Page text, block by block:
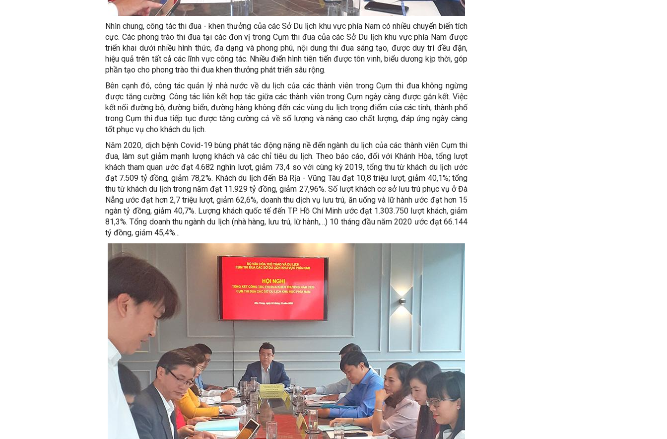
Nhìn chung, công tác thi đua - khen thưởng của các Sở Du lịch khu vực phía Nam có nhiều chuyển biến tích
cực. Các phong trào thi đua tại các đơn vị trong Cụm thi đua của các Sở Du lịch khu vực phía Nam được
triển khai dưới nhiều hình thức, đa dạng và phong phú, nội dung thi đua sáng tạo, được duy trì đều đặn,
hiệu quả trên tất cả các lĩnh vực công tác. Nhiều điển hình tiên tiến được tôn vinh, biểu dương kịp thời, góp
phần tạo cho phong trào thi đua khen thưởng phát triển sâu rộng.
Bên cạnh đó, công tác quản lý nhà nước về du lịch của các thành viên trong Cụm thi đua không ngừng
được tăng cường. Công tác liên kết hợp tác giữa các thành viên trong Cụm ngày càng được gắn kết. Việc
kết nối đường bộ, đường biển, đường hàng không đến các vùng du lịch trọng điểm của các tỉnh, thành phố
trong Cụm thi đua tiếp tục được tăng cường cả về số lượng và nâng cao chất lượng, đáp ứng ngày càng
tốt phục vụ cho khách du lịch.
Năm 2020, dịch bệnh Covid-19 bùng phát tác động nặng nề đến ngành du lịch của các thành viên Cụm thi
đua, làm sụt giảm mạnh lượng khách và các chỉ tiêu du lịch. Theo báo cáo, đối với Khánh Hòa, tổng lượt
khách tham quan ước đạt 4.682 nghìn lượt, giảm 73,4 so với cùng kỳ 2019, tổng thu từ khách du lịch ước
đạt 7.509 tỷ đồng, giảm 78,2%. Khách du lịch đến Bà Rịa - Vũng Tàu đạt 10,8 triệu lượt, giảm 40,1%; tổng
thu từ khách du lịch trong năm đạt 11.929 tỷ đồng, giảm 27,96%. Số lượt khách cơ sở lưu trú phục vụ ở Đà
Nẵng ước đạt hơn 2,7 triệu lượt, giảm 62,6%, doanh thu dịch vụ lưu trú, ăn uống và lữ hành ước đạt hơn 15
ngàn tỷ đồng, giảm 40,7%. Lượng khách quốc tế đến TP. Hồ Chí Minh ước đạt 1.303.750 lượt khách, giảm
81,3%. Tổng doanh thu ngành du lịch (nhà hàng, lưu trú, lữ hành,…) 10 tháng đầu năm 2020 ước đạt 66.144
tỷ đồng, giảm 45,4%...